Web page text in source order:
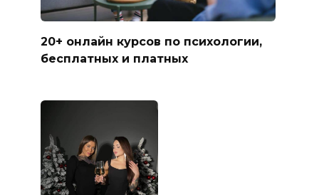
20+ онлайн курсов по психологии,
бесплатных и платных